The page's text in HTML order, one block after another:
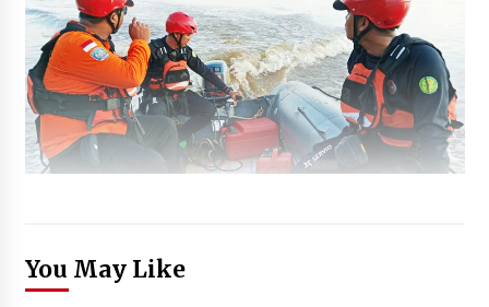
You May Like